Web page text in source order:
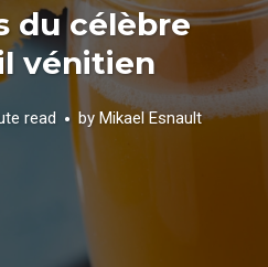
du célèbre
vénitien
read by Mikael Esnault